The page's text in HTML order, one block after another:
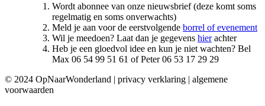
Wordt abonnee van onze nieuwsbrief (deze komt soms
regelmatig en soms onverwachts)
Meld je aan voor de eerstvolgende borrel of evenement
Wil je meedoen? Laat dan je gegevens hierachter
Heb je een gloedvol idee en kun je niet wachten? Bel
Max 06 54 99 51 61 of Peter 06 53 17 29 29
© 2024 OpNaarWonderland | privacy verklaring | algemene
voorwaarden